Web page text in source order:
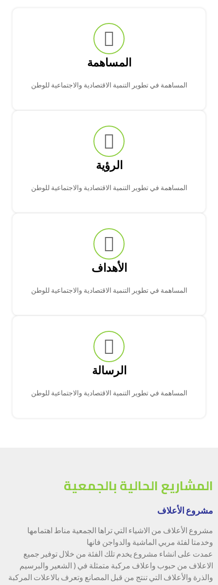
المساهمة
المساهمة في تطوير التنمية الاقتصادية والاجتماعية للوطن
الرؤية
المساهمة في تطوير التنمية الاقتصادية والاجتماعية للوطن
الأهداف
المساهمة في تطوير التنمية الاقتصادية والاجتماعية للوطن
الرسالة
المساهمة في تطوير التنمية الاقتصادية والاجتماعية للوطن
المشاريع الحالية بالجمعية
مشروع الأعلاف
مشروع الأعلاف من الاشياء التي تراها الجمعية مناط اهتمامها
وخدمتا لفئة مربي الماشية والدواجن فانها
عمدت على انشاء مشروع يخدم تلك الفئة من خلال توفير جميع
الاعلاف من حبوب واعلاف مركبة متمثلة في ( الشعير والبرسيم
والذرة والأعلاف التي تنتج من قبل المصانع وتعرف بالاعلات المركبة